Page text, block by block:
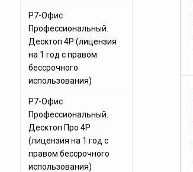
Р7-Офис
Профессиональный.
Десктоп 4Р (лицензия
на 1 год с правом
бессрочного
использования)
Р7-Офис
Профессиональный.
Десктоп Про 4Р
(лицензия на 1 год с
правом бессрочного
использования)